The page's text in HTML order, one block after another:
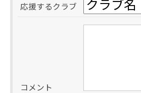
応援するクラブ
コメント